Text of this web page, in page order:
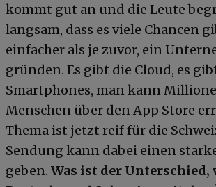
kommt gut an und die Leute
langsam, dass es viele Chancen
einfacher als je zuvor, ein
gründen. Es gibt die Cloud, es
Smartphones, man kann
Menschen über den App Store
Thema ist jetzt reif für die
Sendung kann dabei einen
geben. Was ist der Unterschied,